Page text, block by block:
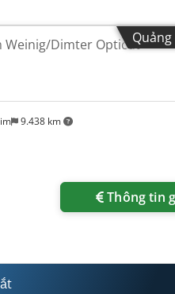
9.438 km
Weinig/Dimter Opticut
Thông tin